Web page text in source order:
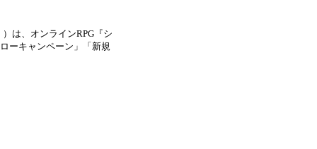
は、オンラインRPG『シ
ーキャンペーン」「新規